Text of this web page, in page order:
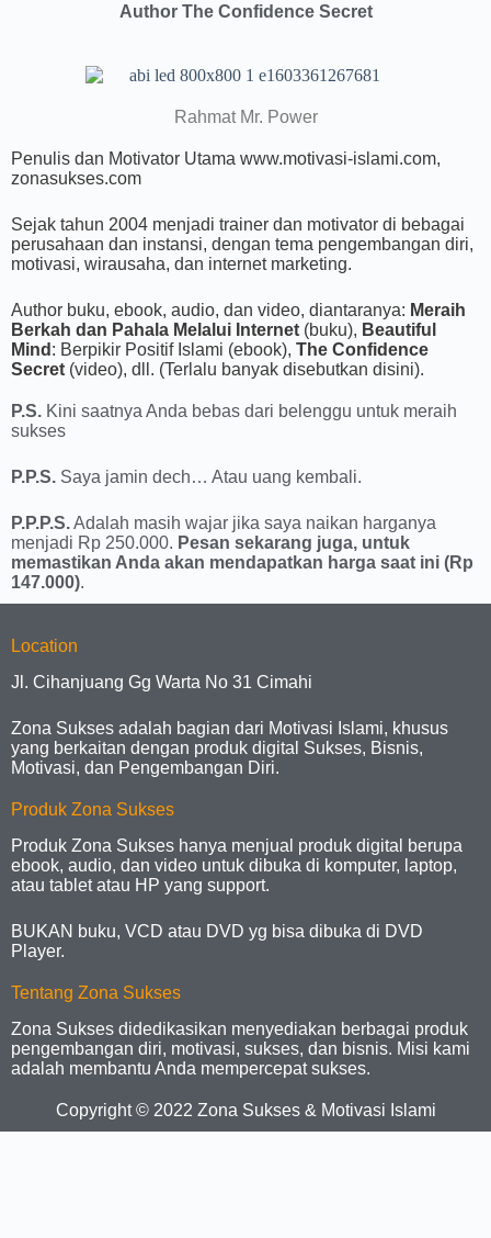
Author The Confidence Secret
Rahmat Mr. Power
Penulis dan Motivator Utama www.motivasi-islami.com,
zonasukses.com
Sejak tahun 2004 menjadi trainer dan motivator di bebagai
perusahaan dan instansi, dengan tema pengembangan diri,
motivasi, wirausaha, dan internet marketing.
Author buku, ebook, audio, dan video, diantaranya: Meraih
Berkah dan Pahala Melalui Internet (buku), Beautiful
Mind : Berpikir Positif Islami (ebook), The Confidence
Secret (video), dll. (Terlalu banyak disebutkan disini).
P.S. Kini saatnya Anda bebas dari belenggu untuk meraih
sukses
P.P.S. Saya jamin dech… Atau uang kembali.
P.P.P.S.Adalah masih wajar jika saya naikan harganya
menjadi Rp 250.000. Pesan sekarang juga, untuk
memastikan Anda akan mendapatkan harga saat ini (Rp
147.000).
Location
Jl. Cihanjuang Gg Warta No 31 Cimahi
Zona Sukses adalah bagian dari Motivasi Islami, khusus
yang berkaitan dengan produk digital Sukses, Bisnis,
Motivasi, dan Pengembangan Diri.
Produk Zona Sukses
Produk Zona Sukses hanya menjual produk digital berupa
ebook, audio, dan video untuk dibuka di komputer, laptop,
atau tablet atau HP yang support.
BUKAN buku, VCD atau DVD yg bisa dibuka di DVD
Player.
Tentang Zona Sukses
Zona Sukses didedikasikan menyediakan berbagai produk
pengembangan diri, motivasi, sukses, dan bisnis. Misi kami
adalah membantu Anda mempercepat sukses.
Copyright © 2022 Zona Sukses& Motivasi Islami